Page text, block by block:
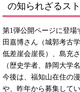
の知られざるス
第1弾公開ページに登
田嘉博さん（城郭考古
低差崖会崖長）、島充
（歴史学者、静岡大学
今後は、福知山在住の
や、昨年から募集して